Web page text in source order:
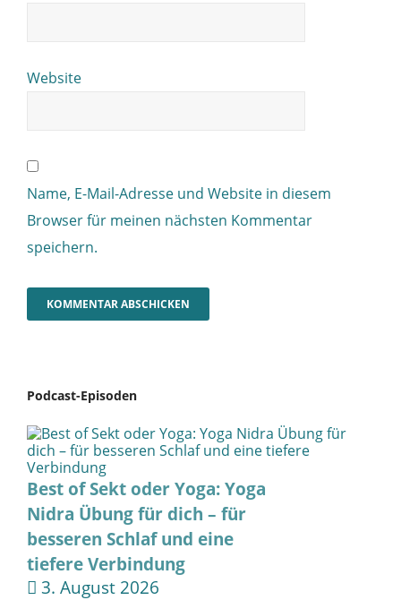
Website
Name, E-Mail-Adresse und Website in diesem
Browser für meinen nächsten Kommentar
speichern.
Podcast-Episoden
Best of Sekt oder Yoga: Yoga
Nidra Übung für dich – für
besseren Schlaf und eine
tiefere Verbindung
3. August 2026